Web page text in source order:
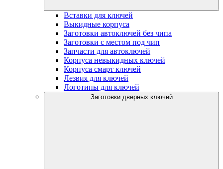
Вставки для ключей
Выкидные корпуса
Заготовки автоключей без чипа
Заготовки с местом под чип
Запчасти для автоключей
Корпуса невыкидных ключей
Корпуса смарт ключей
Лезвия для ключей
Логотипы для ключей
Заготовки дверных ключей